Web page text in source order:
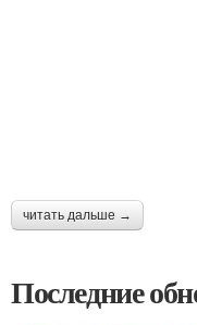
читать дальше →
Последние